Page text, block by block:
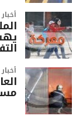
أخبار
أخبار